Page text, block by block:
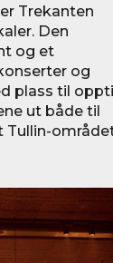
Trekanten
Den
og et
og
plass til
ut både til
Tullin-